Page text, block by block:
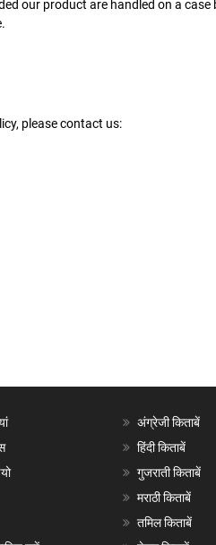
our product are handled on a
please contact us:
अंग्रेजी किताबें
हिंदी किताबें
गुजराती किताबें
मराठी किताबें
तमिल किताबें